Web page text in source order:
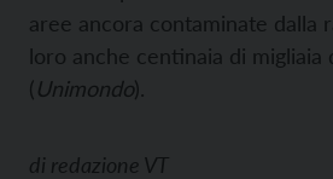
aree ancora contaminate dalla
loro anche centinaia di migliaia
(Unimondo).
di redazione VT